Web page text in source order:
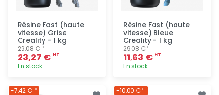
Résine Fast (haute
vitesse) Grise
Creality - 1 kg
29,08 €HT
23,27 € HT
En stock
Résine Fast (haute
vitesse) Bleue
Creality - 1 kg
29,08 €HT
11,63 € HT
En stock
-7,42 € HT -10,00 € HT